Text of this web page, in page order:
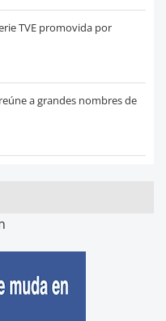
TVE promovida por
a grandes nombres de